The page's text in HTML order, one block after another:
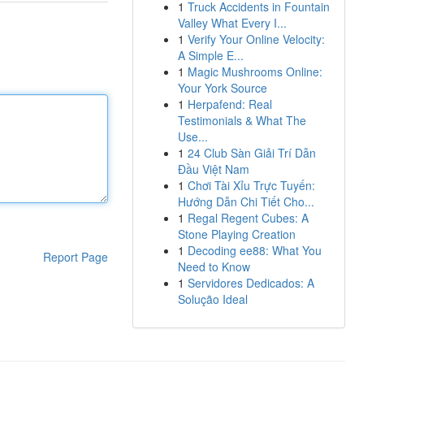
Report Page
1 Truck Accidents in Fountain
Valley What Every I...
1 Verify Your Online Velocity:
A Simple E...
1 Magic Mushrooms Online:
Your York Source
1 Herpafend: Real
Testimonials & What The
Use...
1 24 Club Sàn Giải Trí Dẫn
Đầu Việt Nam
1 Chơi Tài Xỉu Trực Tuyến:
Hướng Dẫn Chi Tiết Cho...
1 Regal Regent Cubes: A
Stone Playing Creation
1 Decoding ee88: What You
Need to Know
1 Servidores Dedicados: A
Solução Ideal